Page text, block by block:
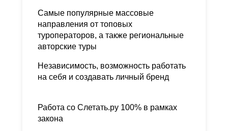
Самые популярные массовые
направления от топовых
туроператоров, а также региональные
авторские туры
Независимость, возможность работать
на себя и создавать личный бренд
Работа со Слетать.ру 100% в рамках
закона